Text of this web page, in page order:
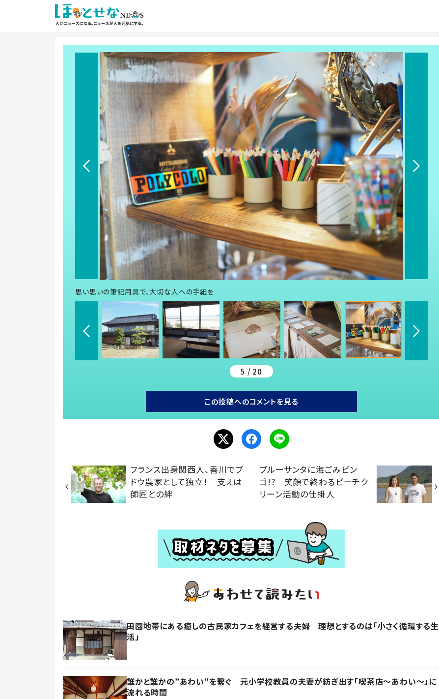
思い思いの筆記用具で、大切な人への手紙を
5 / 20
この投稿へのコメントを見る
フランス出身関西人、香川でブ
ドウ農家として独立！ 支えは
師匠との絆
ブルーサンタに海ごみビン
ゴ!? 笑顔で終わるビーチク
リーン活動の仕掛人
田園地帯にある癒しの古民家カフェを経営する夫婦 理想とするのは「小さく循環する生
活」
誰かと誰かの”あわい”を繋ぐ 元小学校教員の夫妻が紡ぎ出す「喫茶店～あわい～」に
流れる時間